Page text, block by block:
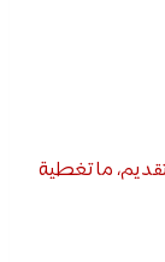
ما تغطية